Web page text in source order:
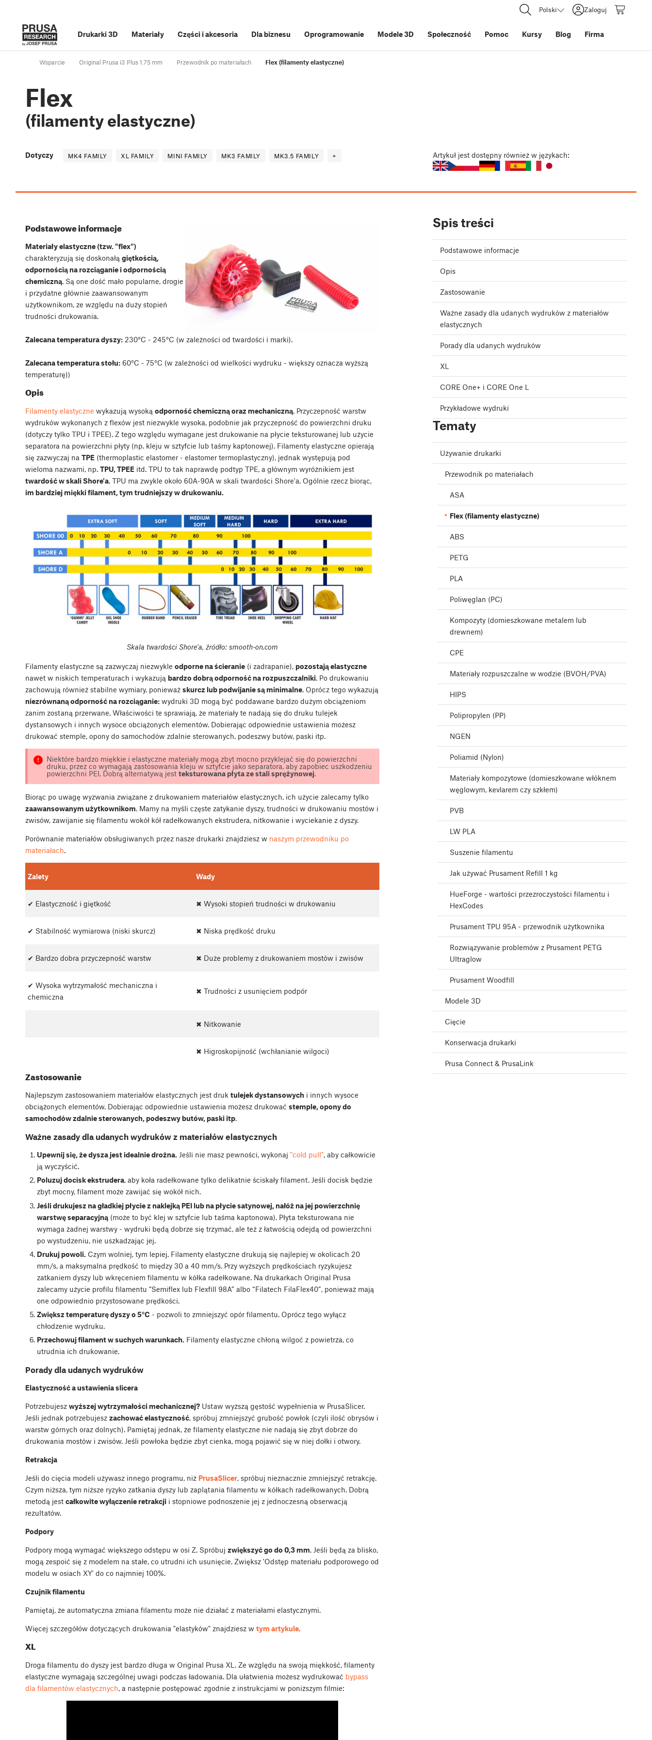
Polski Zaloguj
Drukarki 3D Materiały Części i akcesoria Dla biznesu Oprogramowanie Modele 3D Społeczność Pomoc Kursy Blog Firma
Wsparcie Original Prusa i3 Plus 1.75 mm Przewodnik po materiałach Flex (filamenty elastyczne)
Flex
(filamenty elastyczne)
Dotyczy MK4 FAMILY XL FAMILY MINI FAMILY MK3 FAMILY MK3.5 FAMILY + Artykuł jest dostępny również w językach:
Podstawowe informacje
Materiały elastyczne (tzw. "flex")
charakteryzują się doskonałą giętkością,
odpornością na rozciąganie i odpornością
chemiczną. Są one dość mało popularne, drogie
i przydatne głównie zaawansowanym
użytkownikom, ze względu na duży stopień
trudności drukowania.
Zalecana temperatura dyszy: 230°C - 245°C (w zależności od twardości i marki).
Zalecana temperatura stołu: 60°C - 75°C (w zależności od wielkości wydruku - większy oznacza wyższą
temperaturę))
Opis
Filamenty elastyczne wykazują wysoką odporność chemiczną oraz mechaniczną. Przyczepność warstw
wydruków wykonanych z flexów jest niezwykle wysoka, podobnie jak przyczepność do powierzchni druku
(dotyczy tylko TPU i TPEE). Z tego względu wymagane jest drukowanie na płycie teksturowanej lub użycie
separatora na powierzchni płyty (np. kleju w sztyfcie lub taśmy kaptonowej). Filamenty elastyczne opierają
się zazwyczaj na TPE (thermoplastic elastomer - elastomer termoplastyczny), jednak występują pod
wieloma nazwami, np. TPU, TPEE itd. TPU to tak naprawdę podtyp TPE, a głównym wyróżnikiem jest
twardość w skali Shore'a. TPU ma zwykle około 60A-90A w skali twardości Shore'a. Ogólnie rzecz biorąc,
im bardziej miękki filament, tym trudniejszy w drukowaniu.
Skala twardości Shore'a, źródło: smooth-on.com
Filamenty elastyczne są zazwyczaj niezwykle odporne na ścieranie (i zadrapanie), pozostają elastyczne
nawet w niskich temperaturach i wykazują bardzo dobrą odporność na rozpuszczalniki. Po drukowaniu
zachowują również stabilne wymiary, ponieważ skurcz lub podwijanie są minimalne. Oprócz tego wykazują
niezrównaną odporność na rozciąganie: wydruki 3D mogą być poddawane bardzo dużym obciążeniom
zanim zostaną przerwane. Właściwości te sprawiają, że materiały te nadają się do druku tulejek
dystansowych i innych wysoce obciążonych elementów. Dobierając odpowiednie ustawienia możesz
drukować stemple, opony do samochodów zdalnie sterowanych, podeszwy butów, paski itp.
Niektóre bardzo miękkie i elastyczne materiały mogą zbyt mocno przyklejać się do powierzchni
druku, przez co wymagają zastosowania kleju w sztyfcie jako separatora, aby zapobiec uszkodzeniu
powierzchni PEI. Dobrą alternatywą jest teksturowana płyta ze stali sprężynowej.
Biorąc po uwagę wyzwania związane z drukowaniem materiałów elastycznych, ich użycie zalecamy tylko
zaawansowanym użytkownikom. Mamy na myśli częste zatykanie dyszy, trudności w drukowaniu mostów i
zwisów, zawijanie się filamentu wokół kół radełkowanych ekstrudera, nitkowanie i wyciekanie z dyszy.
Porównanie materiałów obsługiwanych przez nasze drukarki znajdziesz w naszym przewodniku po
materiałach.
Zalety Wady
✔ Elastyczność i giętkość ✖ Wysoki stopień trudności w drukowaniu
✔ Stabilność wymiarowa (niski skurcz) ✖ Niska prędkość druku
✔ Bardzo dobra przyczepność warstw ✖ Duże problemy z drukowaniem mostów i zwisów
✔ Wysoka wytrzymałość mechaniczna i
chemiczna
✖ Trudności z usunięciem podpór
✖ Nitkowanie
✖ Higroskopijność (wchłanianie wilgoci)
Zastosowanie
Najlepszym zastosowaniem materiałów elastycznych jest druk tulejek dystansowych i innych wysoce
obciążonych elementów. Dobierając odpowiednie ustawienia możesz drukować stemple, opony do
samochodów zdalnie sterowanych, podeszwy butów, paski itp.
Ważne zasady dla udanych wydruków z materiałów elastycznych
Upewnij się, że dysza jest idealnie drożna.Jeśli nie masz pewności, wykonaj "cold pull", aby całkowicie
ją wyczyścić.
Poluzuj docisk ekstrudera, aby koła radełkowane tylko delikatnie ściskały filament. Jeśli docisk będzie
zbyt mocny, filament może zawijać się wokół nich.
Jeśli drukujesz na gładkiej płycie z naklejką PEI lub na płycie satynowej, nałóż na jej powierzchnię
warstwę separacyjną(może to być klej w sztyfcie lub taśma kaptonowa). Płyta teksturowana nie
wymaga żadnej warstwy - wydruki będą dobrze się trzymać, ale też z łatwością odejdą od powierzchni
po wystudzeniu, nie uszkadzając jej.
Drukuj powoli.Czym wolniej, tym lepiej. Filamenty elastyczne drukują się najlepiej w okolicach 20
mm/s, a maksymalna prędkość to między 30 a 40 mm/s. Przy wyższych prędkościach ryzykujesz
zatkaniem dyszy lub wkręceniem filamentu w kółka radełkowane. Na drukarkach Original Prusa
zalecamy użycie profilu filamentu “Semiflex lub Flexfill 98A” albo “Filatech FilaFlex40”, ponieważ mają
one odpowiednio przystosowane prędkości.
Zwiększ temperaturę dyszy o 5°C - pozwoli to zmniejszyć opór filamentu. Oprócz tego wyłącz
chłodzenie wydruku.
Przechowuj filament w suchych warunkach.Filamenty elastyczne chłoną wilgoć z powietrza, co
utrudnia ich drukowanie.
Porady dla udanych wydruków
Elastyczność a ustawienia slicera
Potrzebujesz wyższej wytrzymałości mechanicznej? Ustaw wyższą gęstość wypełnienia w PrusaSlicer.
Jeśli jednak potrzebujesz zachować elastyczność, spróbuj zmniejszyć grubość powłok (czyli ilość obrysów i
warstw górnych oraz dolnych). Pamiętaj jednak, że filamenty elastyczne nie nadają się zbyt dobrze do
drukowania mostów i zwisów. Jeśli powłoka będzie zbyt cienka, mogą pojawić się w niej dołki i otwory.
Retrakcja
Jeśli do cięcia modeli używasz innego programu, niż PrusaSlicer, spróbuj nieznacznie zmniejszyć retrakcję.
Czym niższa, tym niższe ryzyko zatkania dyszy lub zaplątania filamentu w kółkach radełkowanych. Dobrą
metodą jest całkowite wyłączenie retrakcji i stopniowe podnoszenie jej z jednoczesną obserwacją
rezultatów.
Podpory
Podpory mogą wymagać większego odstępu w osi Z. Spróbuj zwiększyć go do 0,3 mm. Jeśli będą za blisko,
mogą zespoić się z modelem na stałe, co utrudni ich usunięcie. Zwiększ 'Odstęp materiału podporowego od
modelu w osiach XY' do co najmniej 100%.
Czujnik filamentu
Pamiętaj, że automatyczna zmiana filamentu może nie działać z materiałami elastycznymi.
Więcej szczegółów dotyczących drukowania "elastyków" znajdziesz w tym artykule.
XL
Droga filamentu do dyszy jest bardzo długa w Original Prusa XL. Ze względu na swoją miękkość, filamenty
elastyczne wymagają szczególnej uwagi podczas ładowania. Dla ułatwienia możesz wydrukować bypass
dla filamentów elastycznych, a następnie postępować zgodnie z instrukcjami w poniższym filmie:
Spis treści
Podstawowe informacje
Opis
Zastosowanie
Ważne zasady dla udanych wydruków z materiałów
elastycznych
Porady dla udanych wydruków
XL
CORE One+ i CORE One L
Przykładowe wydruki
Tematy
Używanie drukarki
Przewodnik po materiałach
ASA
Flex (filamenty elastyczne)
ABS
PETG
PLA
Poliwęglan (PC)
Kompozyty (domieszkowane metalem lub
drewnem)
CPE
Materiały rozpuszczalne w wodzie (BVOH/PVA)
HIPS
Polipropylen (PP)
NGEN
Poliamid (Nylon)
Materiały kompozytowe (domieszkowane włóknem
węglowym, kevlarem czy szkłem)
PVB
LW PLA
Suszenie filamentu
Jak używać Prusament Refill 1 kg
HueForge - wartości przezroczystości filamentu i
HexCodes
Prusament TPU 95A - przewodnik użytkownika
Rozwiązywanie problemów z Prusament PETG
Ultraglow
Prusament Woodfill
Modele 3D
Cięcie
Konserwacja drukarki
Prusa Connect & PrusaLink